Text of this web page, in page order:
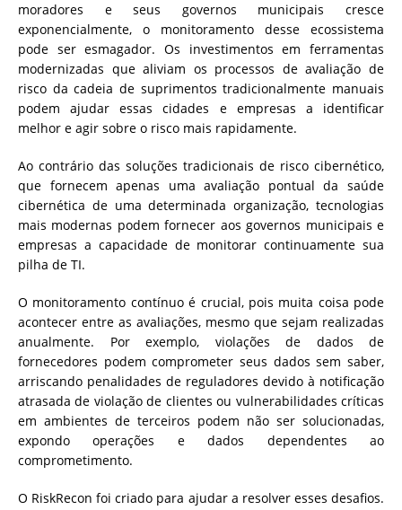
moradores e seus governos municipais cresce
exponencialmente, o monitoramento desse ecossistema
pode ser esmagador. Os investimentos em ferramentas
modernizadas que aliviam os processos de avaliação de
risco da cadeia de suprimentos tradicionalmente manuais
podem ajudar essas cidades e empresas a identificar
melhor e agir sobre o risco mais rapidamente.
Ao contrário das soluções tradicionais de risco cibernético,
que fornecem apenas uma avaliação pontual da saúde
cibernética de uma determinada organização, tecnologias
mais modernas podem fornecer aos governos municipais e
empresas a capacidade de monitorar continuamente sua
pilha de TI.
O monitoramento contínuo é crucial, pois muita coisa pode
acontecer entre as avaliações, mesmo que sejam realizadas
anualmente. Por exemplo, violações de dados de
fornecedores podem comprometer seus dados sem saber,
arriscando penalidades de reguladores devido à notificação
atrasada de violação de clientes ou vulnerabilidades críticas
em ambientes de terceiros podem não ser solucionadas,
expondo operações e dados dependentes ao
comprometimento.
O RiskRecon foi criado para ajudar a resolver esses desafios.